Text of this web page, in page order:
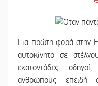
Για πρώτη φορά στην
αυτοκίνητο σε
εκατοντάδες
ανθρώπους επειδή